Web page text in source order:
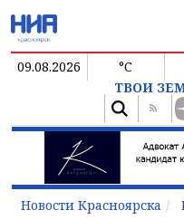
09.08.2026 °C
ТВОИ
Новости Красноярска